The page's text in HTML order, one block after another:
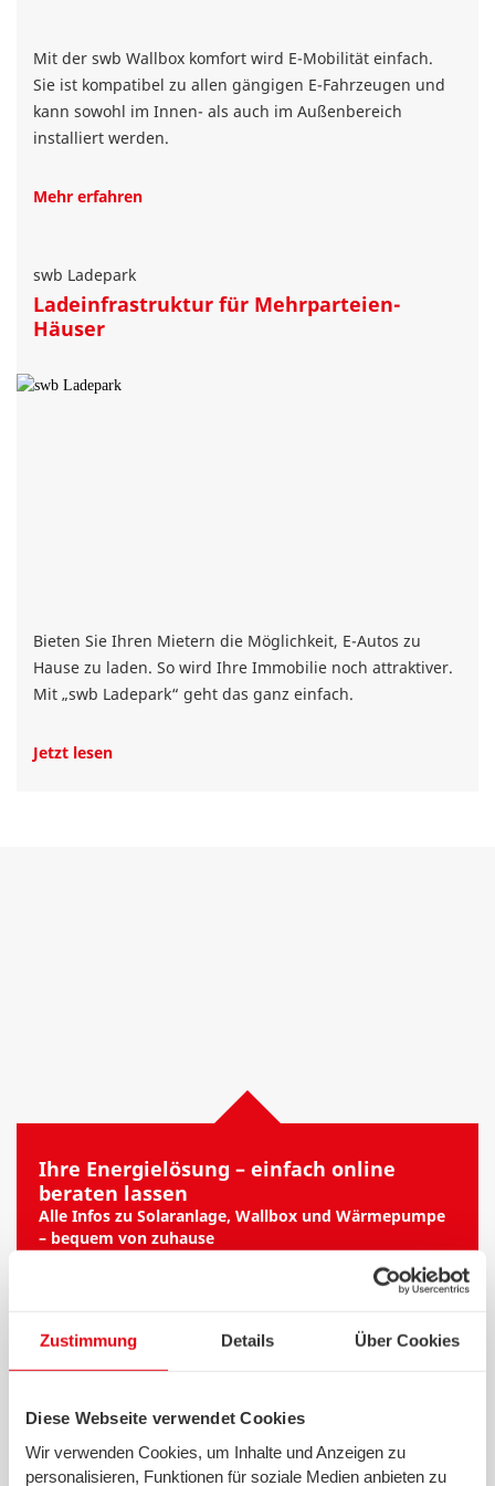
Zustimmung Details Über Cookies
Diese Webseite verwendet Cookies
Wir verwenden Cookies, um Inhalte und Anzeigen zu
personalisieren, Funktionen für soziale Medien anbieten zu
Mit der swb Wallbox komfort wird E-Mobilität einfach.
Sie ist kompatibel zu allen gängigen E-Fahrzeugen und
kann sowohl im Innen- als auch im Außenbereich
installiert werden.
Mehr erfahren
swb Ladepark
Ladeinfrastruktur für Mehrparteien-
Häuser
Bieten Sie Ihren Mietern die Möglichkeit, E-Autos zu
Hause zu laden. So wird Ihre Immobilie noch attraktiver.
Mit „swb Ladepark“ geht das ganz einfach.
Jetzt lesen
Ihre Energielösung – einfach online
beraten lassen
Alle Infos zu Solaranlage, Wallbox und Wärmepumpe
– bequem von zuhause
Empfehlung für Energielösungen, die
Umfassend:
Beratung und Planung für Solar,
Wallbox und Wärmepumpe
auf der heimischen Couch